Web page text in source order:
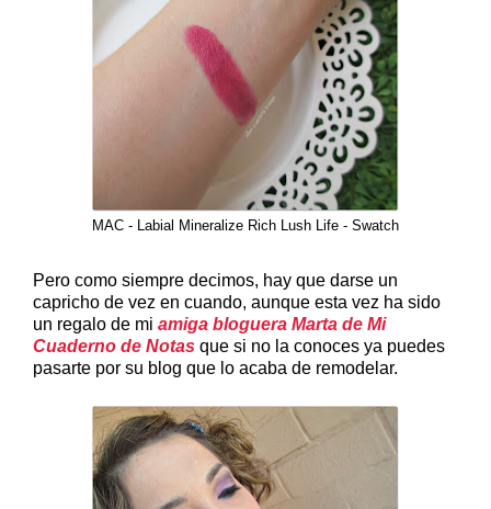
MAC - Labial Mineralize Rich Lush Life - Swatch
Pero como siempre decimos, hay que darse un
capricho de vez en cuando, aunque esta vez ha sido
un regalo de mi amiga bloguera Marta de Mi
Cuaderno de Notas que si no la conoces ya puedes
pasarte por su blog que lo acaba de remodelar.